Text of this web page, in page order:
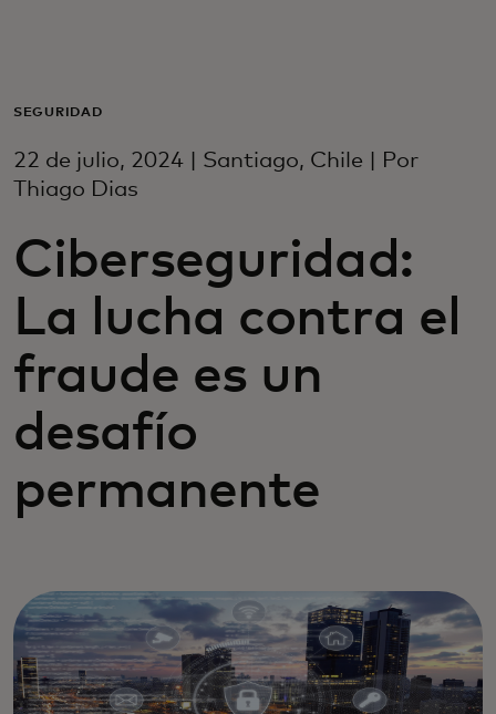
Para empresas
Para el mundo
Para innovadores
Noticias y tendencias
SEGURIDAD
22 de julio, 2024 | Santiago, Chile | Por
Thiago Dias
Ciberseguridad:
La lucha contra el
fraude es un
desafío
permanente